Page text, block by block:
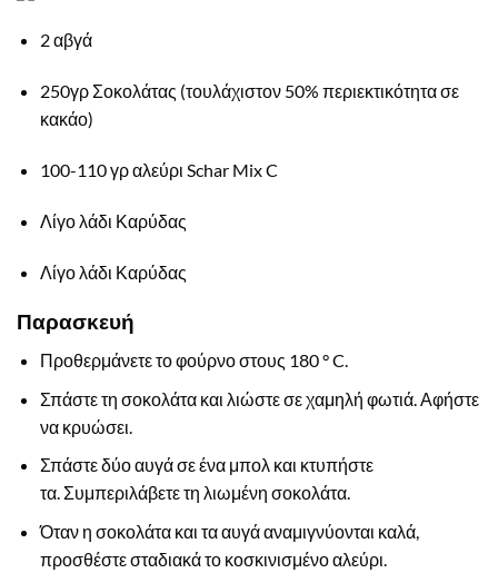
2 αβγά
250γρ Σοκολάτας (τουλάχιστον 50% περιεκτικότητα σε
κακάο)
100-110 γρ αλεύρι Schar Mix C
Λίγο λάδι Καρύδας
Λίγο λάδι Καρύδας
Παρασκευή
Προθερμάνετε το φούρνο στους 180 ° C.
Σπάστε τη σοκολάτα και λιώστε σε χαμηλή φωτιά. Αφήστε
να κρυώσει.
Σπάστε δύο αυγά σε ένα μπολ και κτυπήστε
τα. Συμπεριλάβετε τη λιωμένη σοκολάτα.
Όταν η σοκολάτα και τα αυγά αναμιγνύονται καλά,
προσθέστε σταδιακά το κοσκινισμένο αλεύρι.